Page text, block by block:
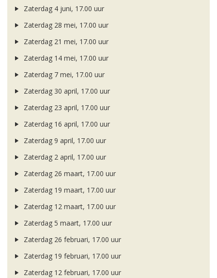
Zaterdag 4 juni, 17.00 uur
Zaterdag 28 mei, 17.00 uur
Zaterdag 21 mei, 17.00 uur
Zaterdag 14 mei, 17.00 uur
Zaterdag 7 mei, 17.00 uur
Zaterdag 30 april, 17.00 uur
Zaterdag 23 april, 17.00 uur
Zaterdag 16 april, 17.00 uur
Zaterdag 9 april, 17.00 uur
Zaterdag 2 april, 17.00 uur
Zaterdag 26 maart, 17.00 uur
Zaterdag 19 maart, 17.00 uur
Zaterdag 12 maart, 17.00 uur
Zaterdag 5 maart, 17.00 uur
Zaterdag 26 februari, 17.00 uur
Zaterdag 19 februari, 17.00 uur
Zaterdag 12 februari, 17.00 uur